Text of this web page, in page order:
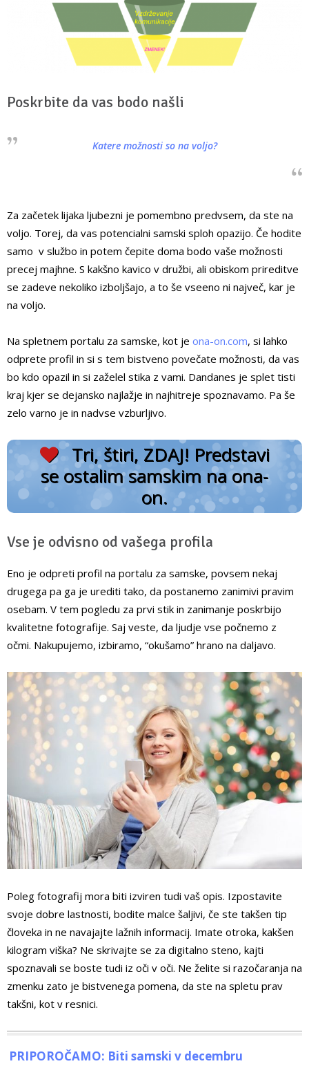
Poskrbite da vas bodo našli
Katere možnosti so na voljo?
Za začetek lijaka ljubezni je pomembno predvsem, da ste na
voljo. Torej, da vas potencialni samski sploh opazijo. Če hodite
samo v službo in potem čepite doma bodo vaše možnosti
precej majhne. S kakšno kavico v družbi, ali obiskom prireditve
se zadeve nekoliko izboljšajo, a to še vseeno ni največ, kar je
na voljo.
Na spletnem portalu za samske, kot je ona-on.com, si lahko
odprete profil in si s tem bistveno povečate možnosti, da vas
bo kdo opazil in si zaželel stika z vami. Dandanes je splet tisti
kraj kjer se dejansko najlažje in najhitreje spoznavamo. Pa še
zelo varno je in nadvse vzburljivo.
Tri, štiri, ZDAJ! Predstavi
se ostalim samskim na ona-
on.
Vse je odvisno od vašega profila
Eno je odpreti profil na portalu za samske, povsem nekaj
drugega pa ga je urediti tako, da postanemo zanimivi pravim
osebam. V tem pogledu za prvi stik in zanimanje poskrbijo
kvalitetne fotografije. Saj veste, da ljudje vse počnemo z
očmi. Nakupujemo, izbiramo, “okušamo” hrano na daljavo.
Poleg fotografij mora biti izviren tudi vaš opis. Izpostavite
svoje dobre lastnosti, bodite malce šaljivi, če ste takšen tip
človeka in ne navajajte lažnih informacij. Imate otroka, kakšen
kilogram viška? Ne skrivajte se za digitalno steno, kajti
spoznavali se boste tudi iz oči v oči. Ne želite si razočaranja na
zmenku zato je bistvenega pomena, da ste na spletu prav
takšni, kot v resnici.
PRIPOROČAMO: Biti samski v decembru